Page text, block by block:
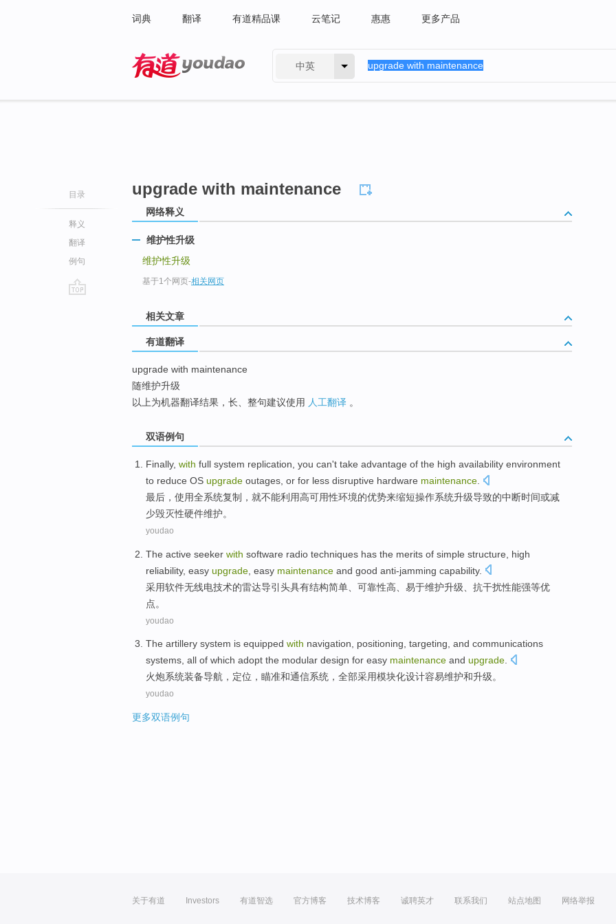
词典 翻译 有道精品课 云笔记 惠惠 更多产品
中英
目录
释义
翻译
例句
upgrade with maintenance
网络释义
维护性升级
维护性升级
基于1个网页-相关网页
相关文章
有道翻译
upgrade with maintenance
随维护升级
以上为机器翻译结果，长、整句建议使用 人工翻译 。
双语例句
Finally, with full system replication you can't take advantage of the high availability environment
to reduce OS upgrade outages or for less disruptive hardware maintenance
最后 ， 使用全系统复制 ， 就不能利用高可用性环境的优势来缩短操作系统升级导致的中断时间或减
少毁灭性硬件维护。
youdao
The active seeker with software radio techniques has the merits of simple structure
high
reliability, easy upgrade easy maintenance and good anti-jamming capability.
采用软件无线电技术的雷达导引 头具有结构简单 、可靠性高 易于维护升级 、抗干扰性能强等优
点。
youdao
The artillery system is equipped with navigation, positioning, targeting, and communications
systems, all of which adopt the modular design for easy maintenance and upgrade.
火炮系统装备导航 ， 定位 ，瞄准和通信系统 ， 全部采用模块化设计容易维护和升级。
youdao
更多双语例句
关于有道 Investors 有道智选 官方博客 技术博客 诚聘英才 联系我们 站点地图 网络举报